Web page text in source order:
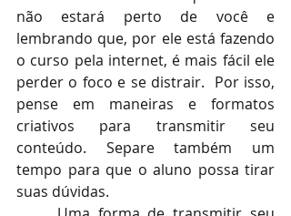
não estará perto de você e
lembrando que, por ele está fazendo
o curso pela internet, é mais fácil ele
perder o foco e se distrair.  Por isso,
pense em maneiras e formatos
criativos para transmitir seu
conteúdo. Separe também um
tempo para que o aluno possa tirar
suas dúvidas.